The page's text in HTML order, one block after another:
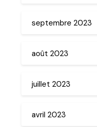
septembre 2023
août 2023
juillet 2023
avril 2023